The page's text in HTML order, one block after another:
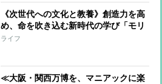
《次世代への文化と教養》創造力を高
め、命を吹き込む新時代の学び「モリ
キャラ×LABO」潜入レポート
ライフ
≪大阪・関西万博を、マニアックに楽